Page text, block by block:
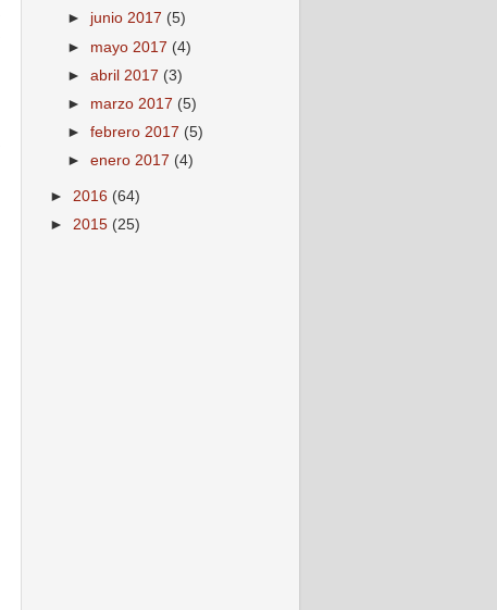
► junio 2017 (5)
► mayo 2017 (4)
►abril 2017 (3)
► marzo 2017 (5)
►febrero 2017 (5)
►enero 2017 (4)
► 2016 (64)
► 2015 (25)